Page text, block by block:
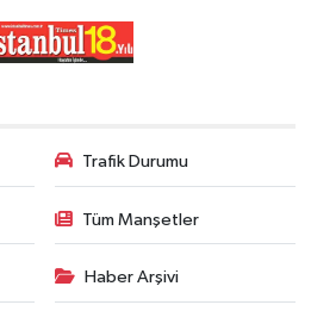
Trafik Durumu
Tüm Manşetler
Haber Arşivi